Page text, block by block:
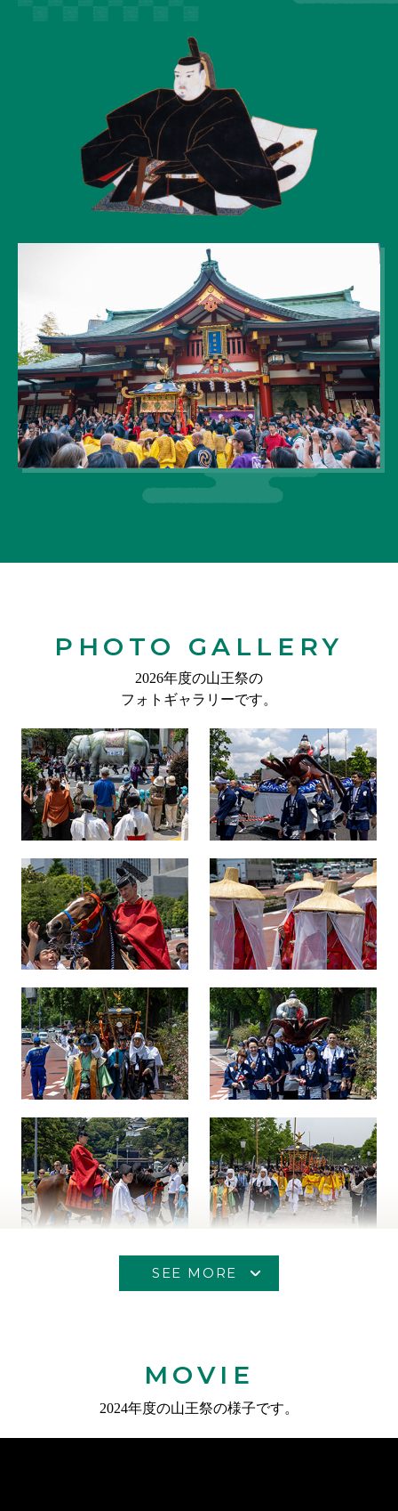
PHOTO GALLERY
2026年度の山王祭の
フォトギャラリーです。
SEE MORE
MOVIE
2024年度の山王祭の様子です。